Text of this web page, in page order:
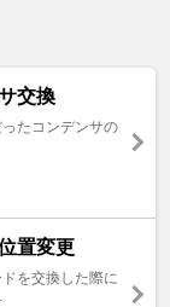
交換
たコンデンサの
置変更
を交換した際に